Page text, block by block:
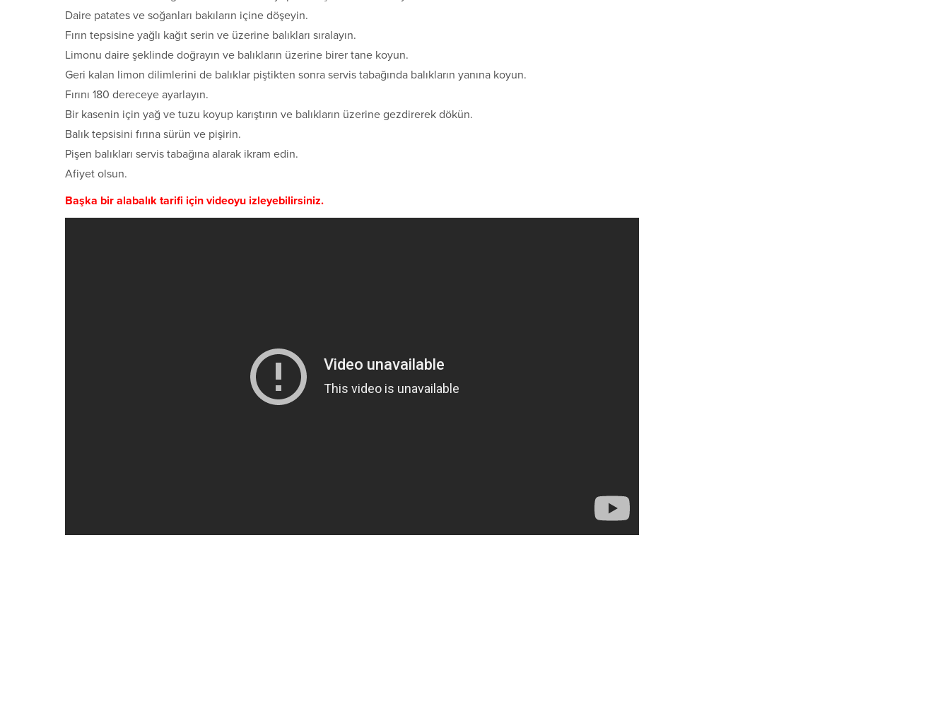
Daire patates ve soğanları bakıların içine döşeyin.
Fırın tepsisine yağlı kağıt serin ve üzerine balıkları sıralayın.
Limonu daire şeklinde doğrayın ve balıkların üzerine birer tane koyun.
Geri kalan limon dilimlerini de balıklar piştikten sonra servis tabağında balıkların yanına koyun.
Fırını 180 dereceye ayarlayın.
Bir kasenin için yağ ve tuzu koyup karıştırın ve balıkların üzerine gezdirerek dökün.
Balık tepsisini fırına sürün ve pişirin.
Pişen balıkları servis tabağına alarak ikram edin.
Afiyet olsun.
Başka bir alabalık tarifi için videoyu izleyebilirsiniz.